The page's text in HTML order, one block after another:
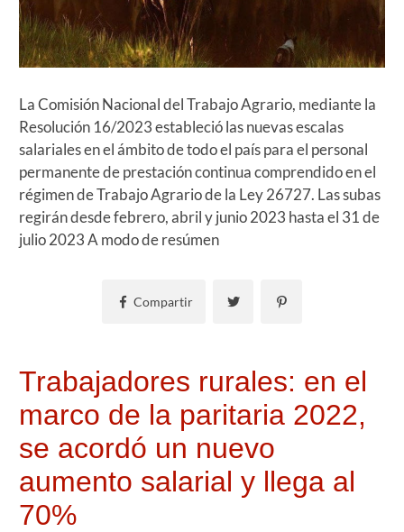
La Comisión Nacional del Trabajo Agrario, mediante la
Resolución 16/2023 estableció las nuevas escalas
salariales en el ámbito de todo el país para el personal
permanente de prestación continua comprendido en el
régimen de Trabajo Agrario de la Ley 26727. Las subas
regirán desde febrero, abril y junio 2023 hasta el 31 de
julio 2023 A modo de resúmen
Compartir
Trabajadores rurales: en el
marco de la paritaria 2022,
se acordó un nuevo
aumento salarial y llega al
70%